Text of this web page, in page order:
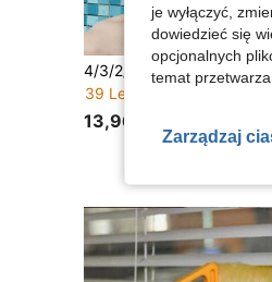
39 Left
13,96zł
je wyłączyć,
dowiedzieć się
opcjonalnych
temat
Zarządzaj